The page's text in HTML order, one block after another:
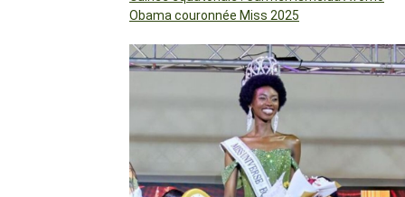
Obama couronnée Miss 2025